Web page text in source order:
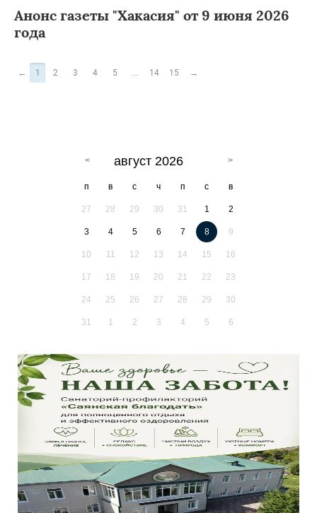
Анонс газеты "Хакасия" от 9 июня 2026
года
← 1 2 3 4 5 14 15 →
август 2026
п в с ч п с в
27 28 29 30 31 1 2
3 4 5 6 7 8 9
10 11 12 13 14 15 16
17 18 19 20 21 22 23
24 25 26 27 28 29 30
31 1 2 3 4 5 6